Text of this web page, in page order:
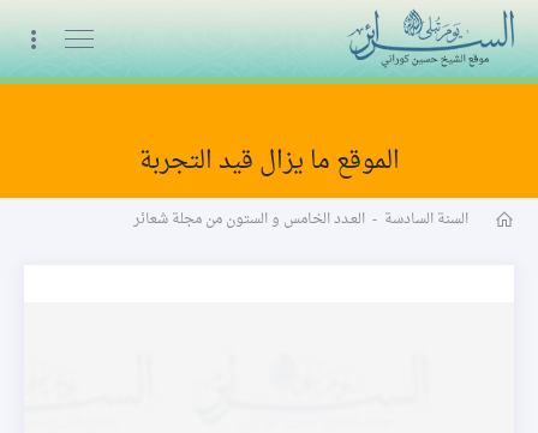
البث المباشر
الموقع ما يزال قيد التجربة
السنة السادسة - العـدد الخامس و الستون من مجلة شعائر